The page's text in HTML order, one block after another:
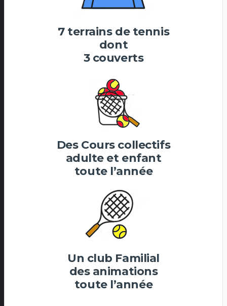
7 terrains de tennis
dont
3 couverts
Des Cours collectifs
adulte et enfant
toute l’année
Un club Familial
des animations
toute l’année